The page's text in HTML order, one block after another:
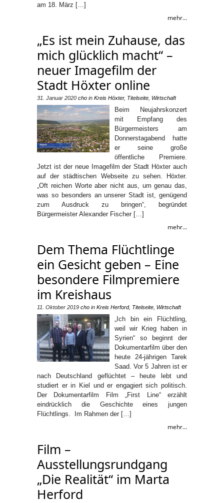
am 18. März […]
mehr...
„Es ist mein Zuhause, das
mich glücklich macht“ –
neuer Imagefilm der
Stadt Höxter online
31. Januar 2020 cho in Kreis Höxter, Titelseite Wirtschaft
Beim Neujahrskonzert
mit Empfang des
Bürgermeisters am
Donnerstagabend hatte
er seine große
öffentliche Premiere.
Jetzt ist der neue Imagefilm der Stadt Höxter auch
auf der städtischen Webseite zu sehen. Höxter.
„Oft reichen Worte aber nicht aus, um genau das,
was so besonders an unserer Stadt ist, genügend
zum Ausdruck zu bringen“, begründet
Bürgermeister Alexander Fischer […]
mehr...
Dem Thema Flüchtlinge
ein Gesicht geben – Eine
besondere Filmpremiere
im Kreishaus
11. Oktober 2019 cho in Kreis Herford, Titelseite Wirtschaft
„Ich bin ein Flüchtling,
weil wir Krieg haben in
Syrien“ so beginnt der
Dokumentarfilm über den
heute 24-jährigen Tarek
Saad. Vor 5 Jahren ist er
nach Deutschland geflüchtet – heute lebt und
studiert er in Kiel und er engagiert sich politisch.
Der Dokumentarfilm Film „First Line“ erzählt
eindrücklich die Geschichte eines jungen
Flüchtlings. Im Rahmen der […]
mehr...
Film –
Ausstellungsrundgang
„Die Realität“ im Marta
Herford